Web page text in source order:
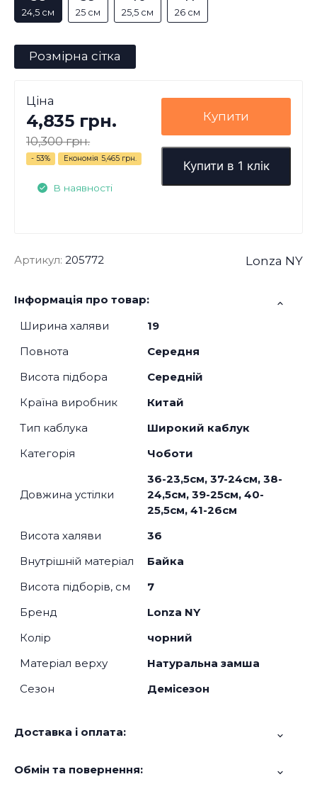
24,5 см 25 см 25,5 см 26 см
Розмірна сітка
Ціна
4,835 грн.
10,300 грн.
- 53% Економія 5,465 грн.
В наявності
Купити
Купити в 1 клік
Артикул: 205772 Lonza NY
Інформація про товар:
Ширина халяви
19
Повнота
Середня
Висота підбора
Середній
Країна виробник
Китай
Тип каблука
Широкий каблук
Категорія
Чоботи
Довжина устілки
36-23,5см, 37-24см, 38-
24,5см, 39-25см, 40-
25,5см, 41-26см
Висота халяви
36
Внутрішній матеріал
Байка
Висота підборів, см
7
Бренд
Lonza NY
Колір
чорний
Матеріал верху
Натуральна замша
Сезон
Демісезон
Доставка і оплата:
Обмін та повернення: